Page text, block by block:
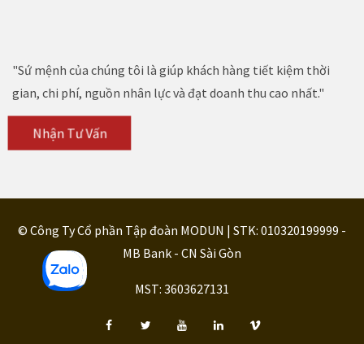
"Sứ mệnh của chúng tôi là giúp khách hàng tiết kiệm thời
gian, chi phí, nguồn nhân lực và đạt doanh thu cao nhất."
Nhận Tư Vấn
© Công Ty Cổ phần Tập đoàn MODUN | STK: 010320199999 -
MB Bank - CN Sài Gòn
MST: 3603627131